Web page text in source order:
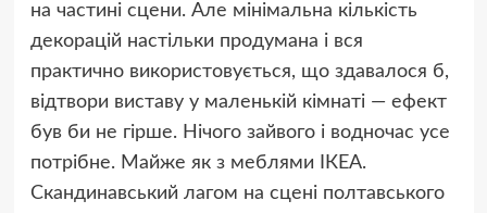
на частині сцени. Але мінімальна кількість
декорацій настільки продумана і вся
практично використовується, що здавалося б,
відтвори виставу у маленькій кімнаті — ефект
був би не гірше. Нічого зайвого і водночас усе
потрібне. Майже як з меблями ІКЕА.
Скандинавський лагом на сцені полтавського